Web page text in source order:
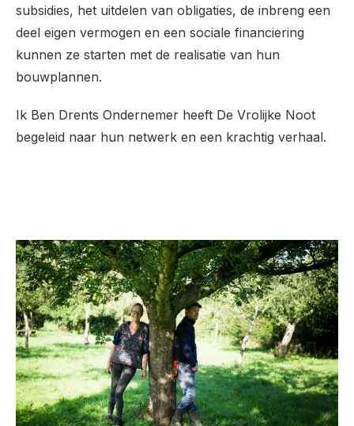
subsidies, het uitdelen van obligaties, de inbreng een
deel eigen vermogen en een sociale financiering
kunnen ze starten met de realisatie van hun
bouwplannen.
Ik Ben Drents Ondernemer heeft De Vrolijke Noot
begeleid naar hun netwerk en een krachtig verhaal.